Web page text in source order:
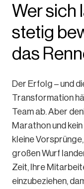
Wer sich
stetig
das
Der Erfolg – und
Transformation
Team ab. Aber
Marathon und
kleine
großen Wurf
Zeit, Ihre
einzubeziehen,